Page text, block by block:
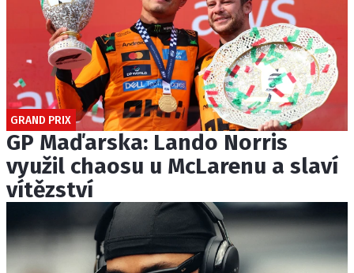
GRAND PRIX
GP Maďarska: Lando Norris
využil chaosu u McLarenu a slaví
vítězství